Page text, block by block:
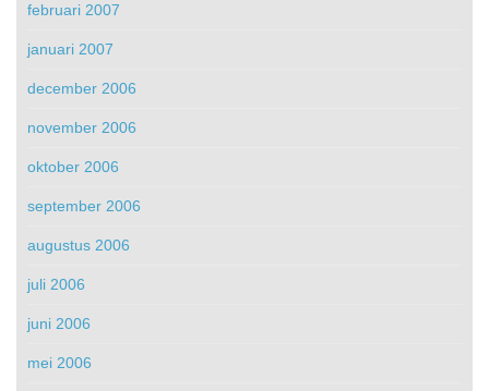
februari 2007
januari 2007
december 2006
november 2006
oktober 2006
september 2006
augustus 2006
juli 2006
juni 2006
mei 2006